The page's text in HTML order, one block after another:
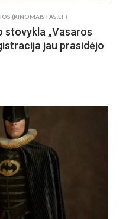
(KINOMAISTAS.LT)
„Vasaros
jau prasidėjo